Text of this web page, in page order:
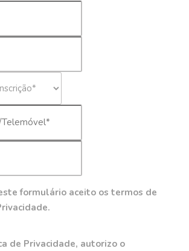
formulário aceito os termos de
de Privacidade, autorizo o